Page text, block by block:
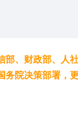
、财政部、人
务院决策部署